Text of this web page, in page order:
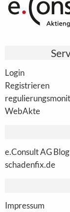
Login
Registrieren
WebAkte
e.Consult AG Blog
schadenfix.de
Impressum